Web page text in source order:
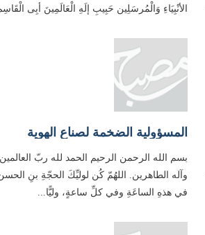
الأنْبِیَاءِ وَالْمُرسَلِین حَبِیبِ إلَهِ الْعَالَمِینَ أبِی
المسؤولية الضخمة لصناع الهوية
بسم الله الرحمن الرحيم الحمد لله ربّ
وآله الطاهرين. اللهُمّ كُن لوليِّكَ الحجّةِ بنِ
في هذهِ الساعَةِ وفي كلِّ ساعةٍ، وليًّا...